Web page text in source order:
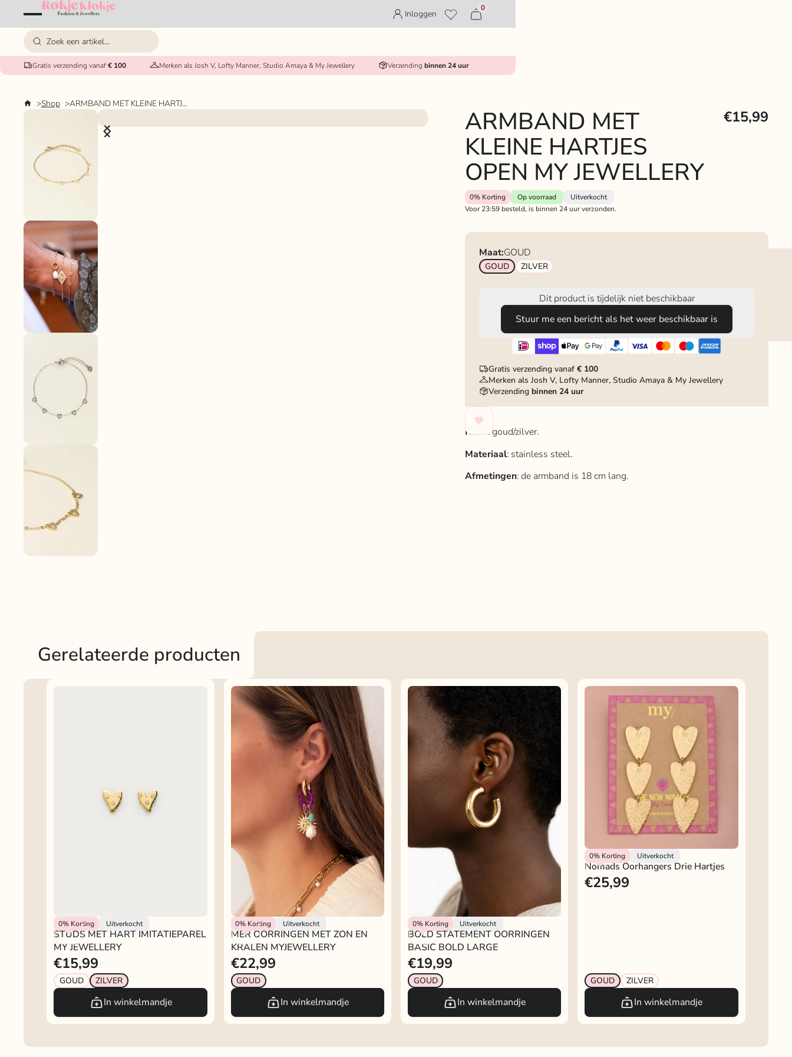
Inloggen
0
Gratis verzending vanaf€ 100 Merken als Josh V, Lofty Manner, Studio Amaya & My Jewellery Verzending binnen 24 uur
Shop ARMBAND MET KLEINE HARTJES OPEN MY JEWELLERY
ARMBAND MET
KLEINE HARTJES
OPEN MY JEWELLERY
€15,99
0% Korting Op voorraad
Uitverkocht
Voor 23:59 besteld, is binnen 24 uur verzonden.
Maat:GOUD
GOUD ZILVER
Dit product is tijdelijk niet beschikbaar
Stuur me een bericht als het weer beschikbaar is
Gratis verzending vanaf € 100
Merken als Josh V, Lofty Manner, Studio Amaya & My Jewellery
Verzending binnen 24 uur
Kleur: goud/zilver.
Materiaal: stainless steel.
Afmetingen: de armband is 18 cm lang.
Gerelateerde producten
0% Korting Uitverkocht
My Jewellery
STUDS MET HART IMITATIEPAREL
MY JEWELLERY
€15,99
GOUD ZILVER
In winkelmandje
0% Korting Uitverkocht
My Jewellery
MER OORRINGEN MET ZON EN
KRALEN MYJEWELLERY
€22,99
GOUD
In winkelmandje
0%Korting Uitverkocht
My Jewellery
BOLD STATEMENT OORRINGEN
BASIC BOLD LARGE
€19,99
GOUD
In winkelmandje
0%Korting Uitverkocht
My Jewellery
Nomads Oorhangers Drie Hartjes
€25,99
GOUD ZILVER
In winkelmandje